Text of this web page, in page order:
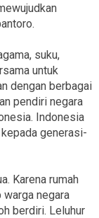
suku,
untuk
dengan berbagai
pendiri negara
Indonesia
generasi-
Karena rumah
negara
berdiri. Leluhur